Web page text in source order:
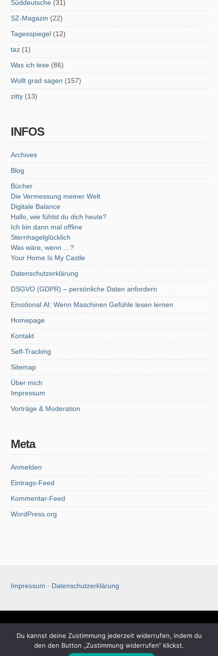
Süddeutsche (31)
SZ-Magazin (22)
Tagesspiegel (12)
taz (1)
Was ich lese (86)
Wollt grad sagen (157)
zitty (13)
INFOS
Archives
Blog
Bücher
Die Vermessung meiner Welt
Digitale Balance
Hallo, wie fühlst du dich heute?
Ich bin dann mal offline
Sternhagelglücklich
Was wäre, wenn …?
Your Home Is My Castle
Datenschutzerklärung
DSGVO (GDPR) – persönliche Daten anfordern
Emotional AI: Wenn Maschinen Gefühle lesen lernen
Homepage
Kontakt
Self-Tracking
Sitemap
Über mich
Impressum
Vorträge & Moderation
Meta
Anmelden
Eintrags-Feed
Kommentar-Feed
WordPress.org
Impressum · Datenschutzerklärung
Christoph Koch
© 2026 Christoph Koch. All rights reserved.
Du kannst deine Zustimmung jederzeit widerrufen, indem du
den den Button „Zustimmung widerrufen“ klickst.